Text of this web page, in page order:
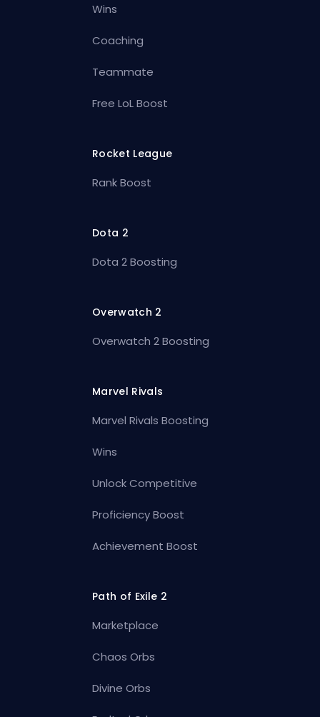
Wins
Coaching
Teammate
Free LoL Boost
Rocket League
Rank Boost
Dota 2
Dota 2 Boosting
Overwatch 2
Overwatch 2 Boosting
Marvel Rivals
Marvel Rivals Boosting
Wins
Unlock Competitive
Proficiency Boost
Achievement Boost
Path of Exile 2
Marketplace
Chaos Orbs
Divine Orbs